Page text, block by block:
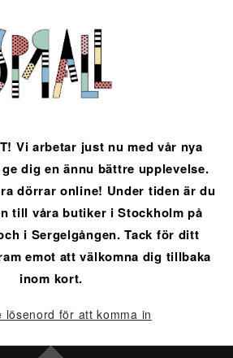
Vi arbetar just nu med vår nya
dig en ännu bättre upplevelse.
dörrar online! Under tiden är du
till våra butiker i Stockholm på
i Sergelgången. Tack för ditt
emot att välkomna dig tillbaka
inom kort.
lösenord för att komma in